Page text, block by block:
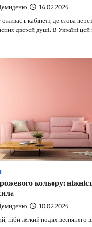
14.02.2026
в кабінеті, де слова
дверей душі. В Україні
кольору:
10.02.2026
ніби легкий подих весняного